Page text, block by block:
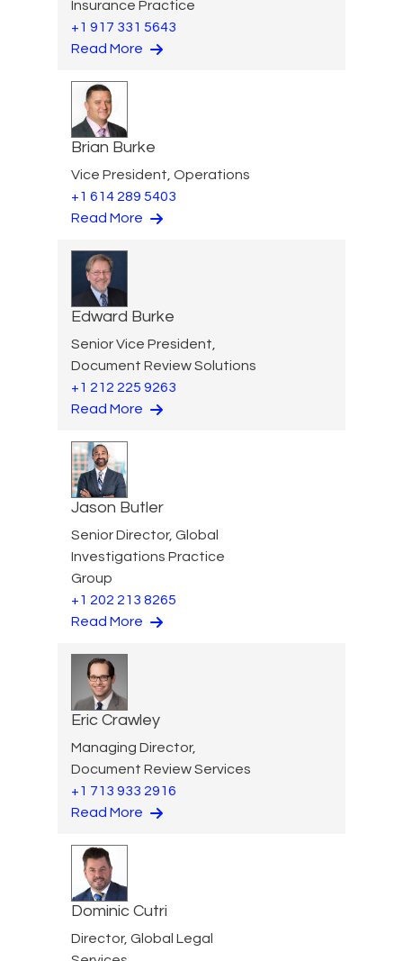
Insurance Practice
+1 917 331 5643
Read More
Brian Burke
Vice President, Operations
+1 614 289 5403
Read More
Edward Burke
Senior Vice President,
Document Review Solutions
+1 212 225 9263
Read More
Jason Butler
Senior Director, Global
Investigations Practice
Group
+1 202 213 8265
Read More
Eric Crawley
Managing Director,
Document Review Services
+1 713 933 2916
Read More
Dominic Cutri
Director, Global Legal